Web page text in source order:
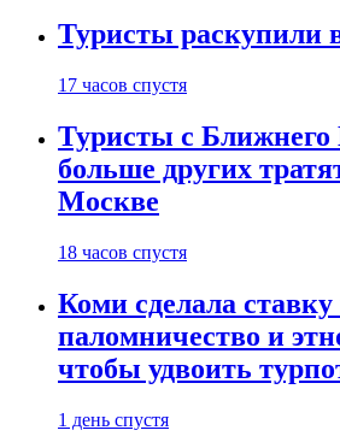
Туристы раскупили
17 часов спустя
Туристы с Ближнего
больше других
Москве
18 часов спустя
Коми сделала ставку
паломничество и
чтобы удвоить
1 день спустя